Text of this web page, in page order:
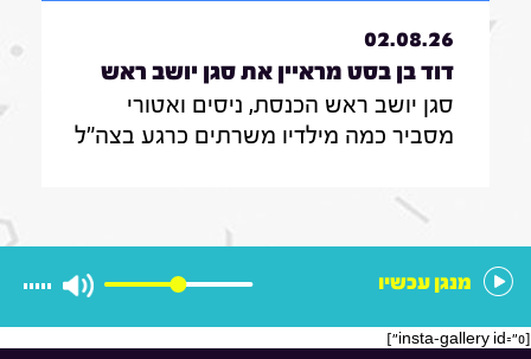
02.08.26
דוד בן בסט מראיין את סגן יושב ראש
הכנסת, ניסים ואטורי|31.7.26
סגן יושב ראש הכנסת, ניסים ואטורי
מסביר כמה מילדיו משרתים כרגע בצה"ל
מעצרים של משתמטים חרדים ואיזה שר
הוא רוצה להיות בממשלה הבאה
מנגן עכשיו
[insta-gallery id="0"]